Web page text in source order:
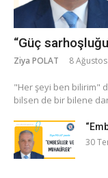
“Güç
Ziya POLAT 8
​"Her şeyi ben bilirim"
bilsen de bir bilene
30